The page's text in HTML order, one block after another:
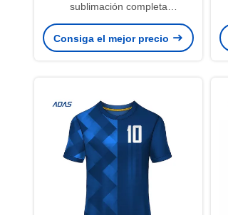
sublimación completa
personalizada con logo bordado,
kit de entrenamiento de fútbol
Consiga el mejor precio